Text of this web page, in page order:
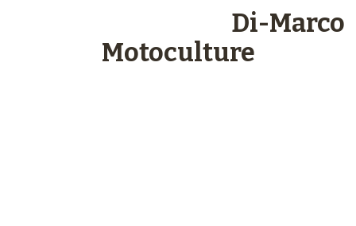
Di-Marco
Motoculture